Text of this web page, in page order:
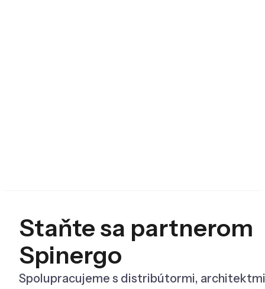
Staňte sa partnerom
Spinergo
Spolupracujeme s distribútormi,